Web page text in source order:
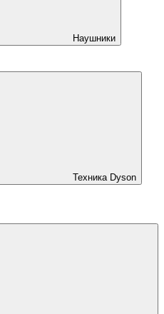
Наушники
Техника Dyson